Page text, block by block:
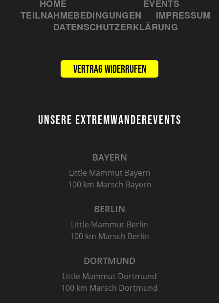
HOME
EVENTS
TEILNAHMEBEDINGUNGEN
IMPRESSUM
DATENSCHUTZERKLÄRUNG
Vertrag widerrufen
UNSERE EXTREMWANDEREVENTS
BAYERN
Little Mammut Bayern
100 km Marsch Bayern
BERLIN
Little Mammut Berlin
100 km Marsch Berlin
DORTMUND
Little Mammut Dortmund
100 km Marsch Dortmund